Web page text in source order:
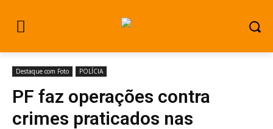
Destaque com Foto POLÍCIA
PF faz operações contra
crimes praticados nas